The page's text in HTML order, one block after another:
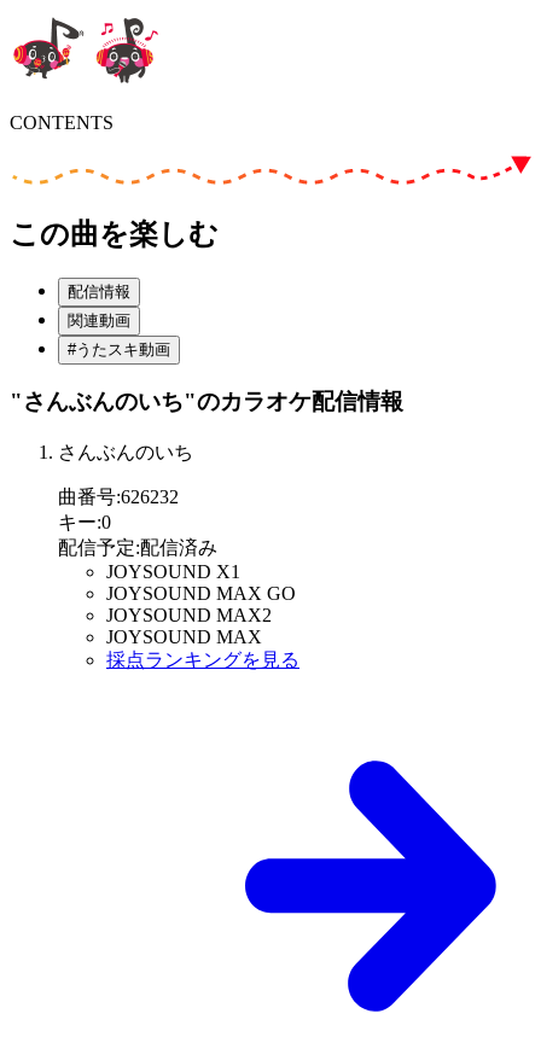
CONTENTS
この曲を楽しむ
配信情報
関連動画
#うたスキ動画
"さんぶんのいち"のカラオケ配信情報
さんぶんのいち
曲番号:626232
キー:0
配信予定:配信済み
JOYSOUND X1
JOYSOUND MAX GO
JOYSOUND MAX2
JOYSOUND MAX
採点ランキングを見る